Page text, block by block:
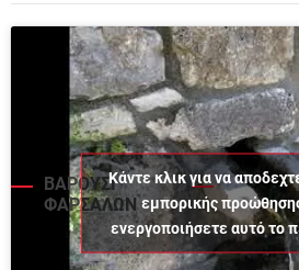
ΒΑΡΟΥΣΙ
ΦΑΡΣΑΛΩΝ
Κάντε κλικ για να
εμπορικής
ενεργοποιήσετε αυτό το